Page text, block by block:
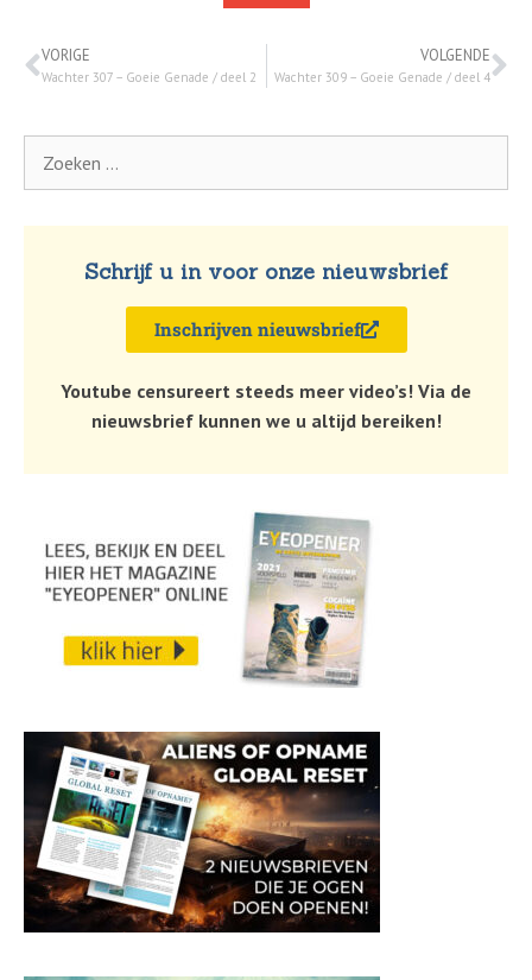
VORIGE
Wachter 307 – Goeie Genade / deel 2
VOLGENDE
Wachter 309 – Goeie Genade / deel 4
Schrijf u in voor onze nieuwsbrief
Inschrijven nieuwsbrief
Youtube censureert steeds meer video’s! Via de
nieuwsbrief kunnen we u altijd bereiken!